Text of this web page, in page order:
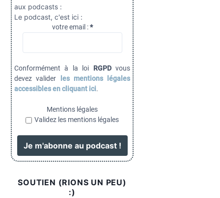
aux podcasts :
Le podcast, c'est ici :
votre email :*
Conformément à la loi RGPDvous
devez valider
les mentions légales
accessibles en cliquant ici.
Mentions légales
Validez les mentions légales
SOUTIEN (RIONS UN PEU)
:)